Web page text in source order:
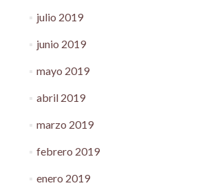
julio 2019
junio 2019
mayo 2019
abril 2019
marzo 2019
febrero 2019
enero 2019